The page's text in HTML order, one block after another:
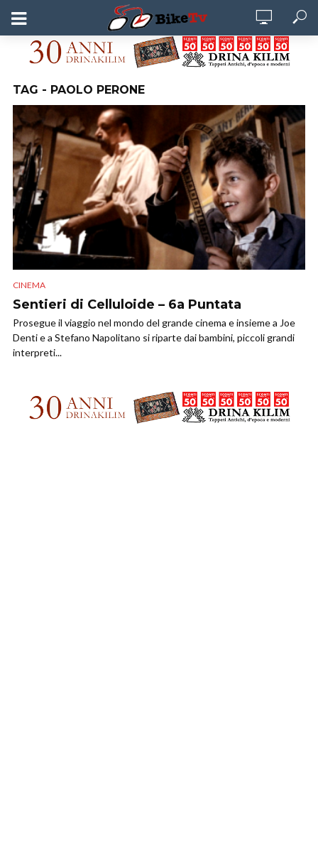
TAG - PAOLO PERONE
CINEMA
Sentieri di Celluloide – 6a Puntata
Prosegue il viaggio nel mondo del grande cinema e insieme a Joe
Denti e a Stefano Napolitano si riparte dai bambini, piccoli grandi
interpreti...